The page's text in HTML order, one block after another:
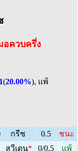
อควบครึ่ง
1(20.00%), แพ้
กรีซ 0.5
ชนะ
สวีเดน* 0/0.5
แพ้